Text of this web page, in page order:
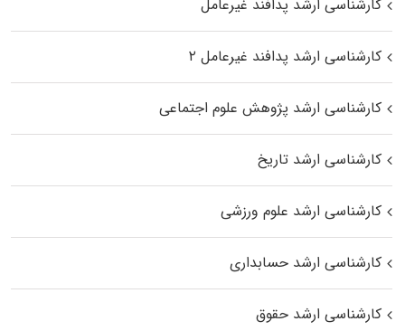
کارشناسی ارشد پدافند غیرعامل
کارشناسی ارشد پدافند غیرعامل ۲
کارشناسی ارشد پژوهش علوم اجتماعی
کارشناسی ارشد تاریخ
کارشناسی ارشد علوم ورزشی
کارشناسی ارشد حسابداری
کارشناسی ارشد حقوق